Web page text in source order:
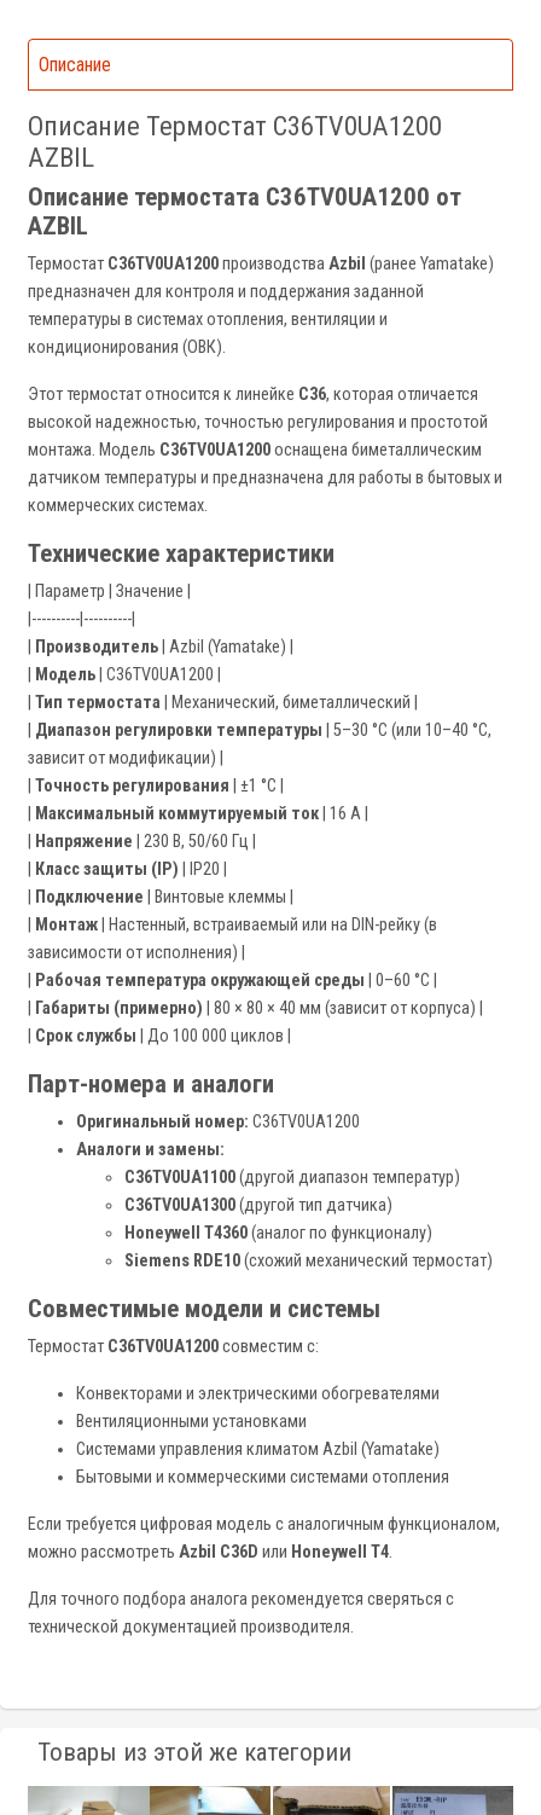
Описание
Описание Термостат C36TV0UA1200
AZBIL
Описание термостата C36TV0UA1200 от
AZBIL
Термостат C36TV0UA1200производстваAzbil (ранее Yamatake)
предназначен для контроля и поддержания заданной
температуры в системах отопления, вентиляции и
кондиционирования (ОВК).
Этот термостат относится к линейке C36, которая отличается
высокой надежностью, точностью регулирования и простотой
монтажа. Модель C36TV0UA1200оснащена биметаллическим
датчиком температуры и предназначена для работы в бытовых и
коммерческих системах.
Технические характеристики
| Параметр | Значение |
|----------|----------|
Производитель | Azbil (Yamatake) |
Модель | C36TV0UA1200 |
Тип термостата | Механический, биметаллический |
Диапазон регулировки температуры | 5–30 °C (или 10–40 °C,
зависит от модификации) |
Точность регулирования | ±1 °C |
Максимальный коммутируемый ток | 16 А |
Напряжение | 230 В, 50/60 Гц |
Класс защиты (IP) | IP20 |
Подключение | Винтовые клеммы |
Монтаж | Настенный, встраиваемый или на DIN-рейку (в
зависимости от исполнения) |
Рабочая температура окружающей среды | 0–60 °C |
Габариты (примерно) | 80 × 80 × 40 мм (зависит от корпуса) |
Срок службы | До 100 000 циклов |
Парт-номера и аналоги
Оригинальный номер: C36TV0UA1200
Аналоги и замены:
C36TV0UA1100(другой диапазон температур)
C36TV0UA1300(другой тип датчика)
Honeywell T4360(аналог по функционалу)
Siemens RDE10(схожий механический термостат)
Совместимые модели и системы
Термостат C36TV0UA1200совместим с:
Конвекторами и электрическими обогревателями
Вентиляционными установками
Системами управления климатом Azbil (Yamatake)
Бытовыми и коммерческими системами отопления
Если требуется цифровая модель с аналогичным функционалом,
можно рассмотреть Azbil C36D или Honeywell T4.
Для точного подбора аналога рекомендуется сверяться с
технической документацией производителя.
Товары из этой же категории